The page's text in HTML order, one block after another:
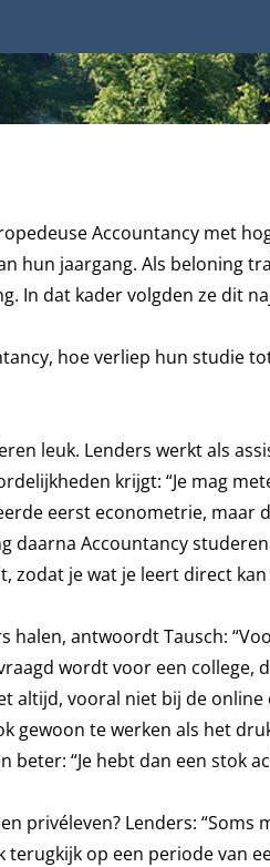
Accountancy met
hun jaargang. Als beloning
In dat kader volgden ze dit
hoe verliep hun studie
leuk. Lenders werkt als
krijgt: “Je mag
eerst econometrie, maar
Accountancy
zodat je wat je leert direct kan
antwoordt Tausch:
wordt voor een
altijd, vooral niet bij de online
gewoon te werken als het
beter: “Je hebt dan een stok
privéleven? Lenders: “Soms
op een periode van